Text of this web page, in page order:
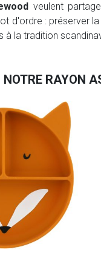
veulent
d'ordre : préserver
la tradition
NOTRE RAYON